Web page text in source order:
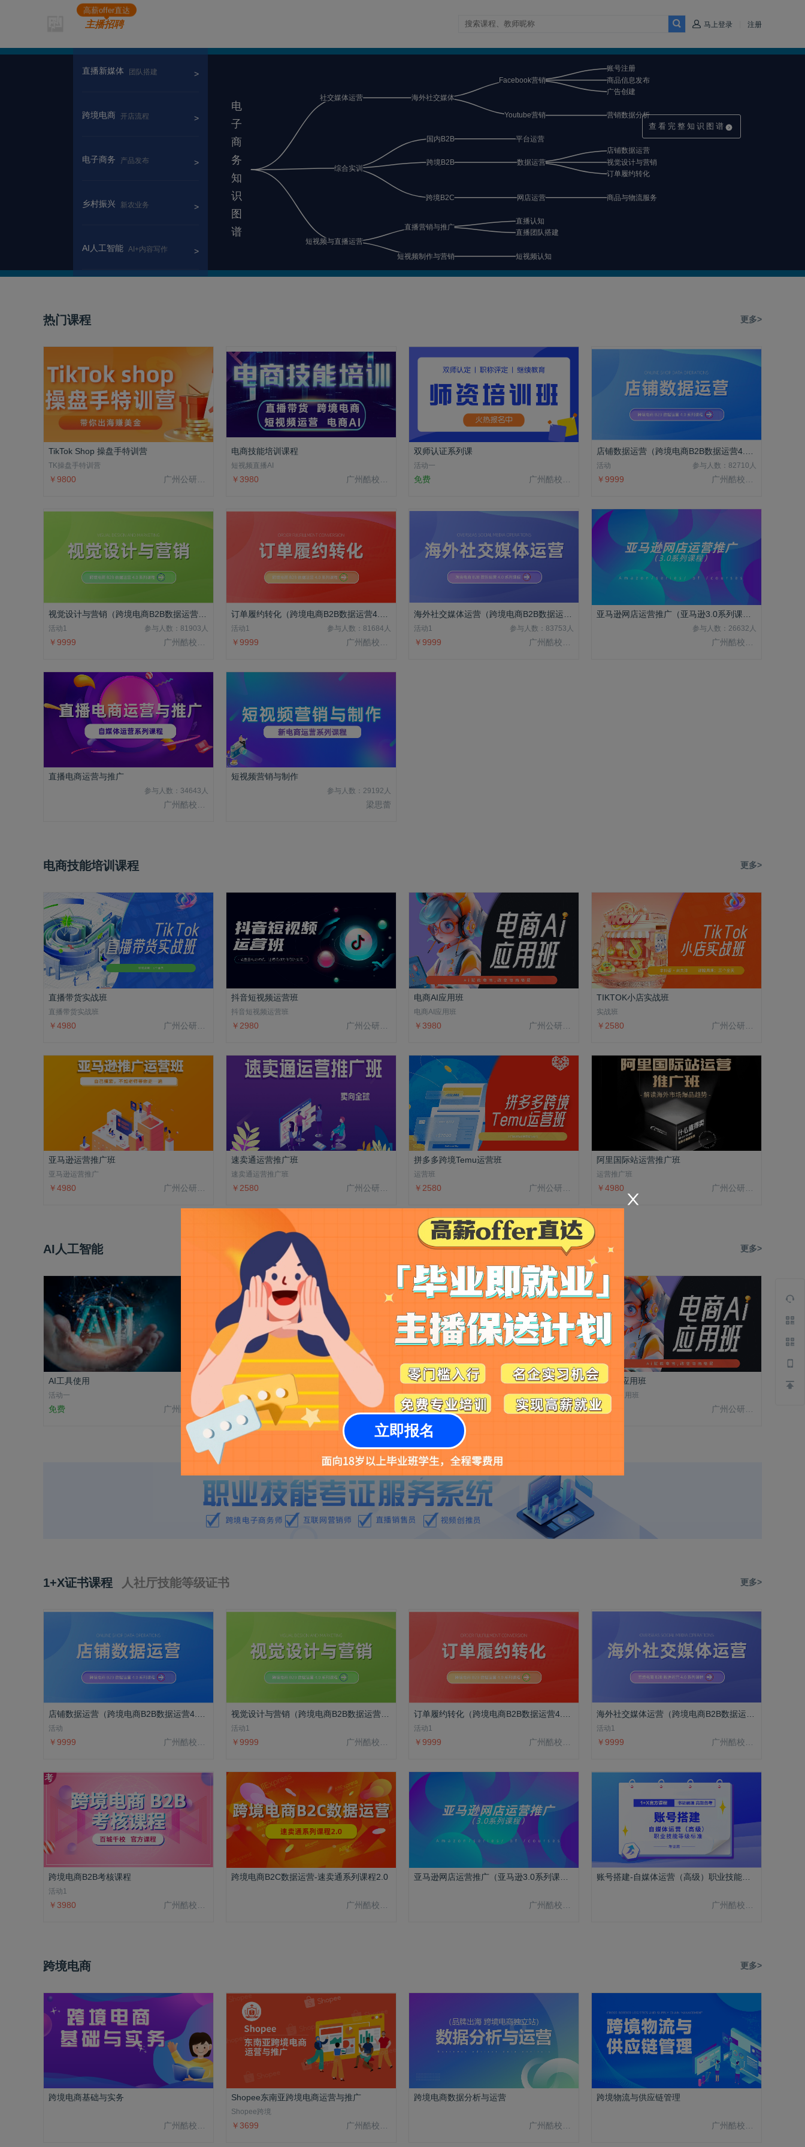
高薪offer直达
主播招聘 马上登录 注册
立即报名
直播新媒体 团队搭建
跨境电商 开店流程
电子商务 产品发布
乡村振兴 新农业务
AI人工智能 AI+内容写作
查看完整知识图谱
热门课程 更多>
TikTok Shop 操盘手特训营
TK操盘手特训营
￥9800 广州公研院科技有限公司
电商技能培训课程
短视频直播AI
￥3980 广州酷校信息科技有限公司
双师认证系列课
活动一
免费 广州酷校信息科技有限公司
店铺数据运营（跨境电商B2B数据运营4.0系列课程）
活动 参与人数：82710人
￥9999 广州酷校信息科技有限公司
活动1 参与人数：81903人
￥9999
活动1 参与人数：81684人
￥9999
活动1 参与人数：83753人
￥9999
参与人数：26632人
直播电商运营与推广
参与人数：34643人
广州酷校信息科技有限公司
短视频营销与制作
参与人数：29192人
梁思蕾
电商技能培训课程 更多>
直播带货实战班
直播带货实战班
￥4980
抖音短视频运营班
抖音短视频运营班
￥2980
电商AI应用班
电商AI应用班
￥3980
TIKTOK小店实战班
实战班
￥2580
亚马逊运营推广班
亚马逊运营推广
￥4980 广州公研院科技有限公司
速卖通运营推广班
速卖通运营推广班
￥2580 广州公研院科技有限公司
拼多多跨境Temu运营班
运营班
￥2580 广州公研院科技有限公司
阿里国际站运营推广班
运营推广班
￥4980 广州公研院科技有限公司
AI人工智能 更多>
AI工具使用
活动一
免费
AI 在办公与科研中的应用录播课程
复习
￥2999
8月AI 在办公与科研中的应用录播课程
活动一
￥999 广州酷校信息科技有限公司
电商AI应用班
电商AI应用班
￥3980
1+X证书课程 人社厅技能等级证书 更多>
店铺数据运营（跨境电商B2B数据运营4.0系列课程）
活动
￥9999 广州酷校信息科技有限公司
视觉设计与营销（跨境电商B2B数据运营4.0系列课程）
活动1
￥9999 广州酷校信息科技有限公司
订单履约转化（跨境电商B2B数据运营4.0系列课程）
活动1
￥9999 广州酷校信息科技有限公司
海外社交媒体运营（跨境电商B2B数据运营4.0系列课程）
活动1
￥9999 广州酷校信息科技有限公司
跨境电商B2B考核课程
活动1
￥3980
跨境电商B2C数据运营-速卖通系列课程2.0
跨境电商 更多>
跨境电商基础与实务
广州酷校信息科技有限公司
Shopee东南亚跨境电商运营与推广
Shopee跨境
￥3699 广州酷校信息科技有限公司
跨境电商数据分析与运营
广州酷校信息科技有限公司
跨境物流与供应链管理
广州酷校信息科技有限公司